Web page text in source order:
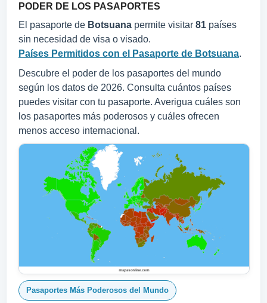
PODER DE LOS PASAPORTES
El pasaporte de Botsuana permite visitar 81 países
sin necesidad de visa o visado.
Países Permitidos con el Pasaporte de Botsuana.
Descubre el poder de los pasaportes del mundo
según los datos de 2026. Consulta cuántos países
puedes visitar con tu pasaporte. Averigua cuáles son
los pasaportes más poderosos y cuáles ofrecen
menos acceso internacional.
Pasaportes Más Poderosos del Mundo